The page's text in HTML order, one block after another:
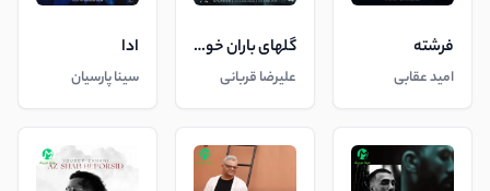
فرشته
امید عقابی
گلهای باران خورده
علیرضا قربانی
ادا
سینا پارسیان